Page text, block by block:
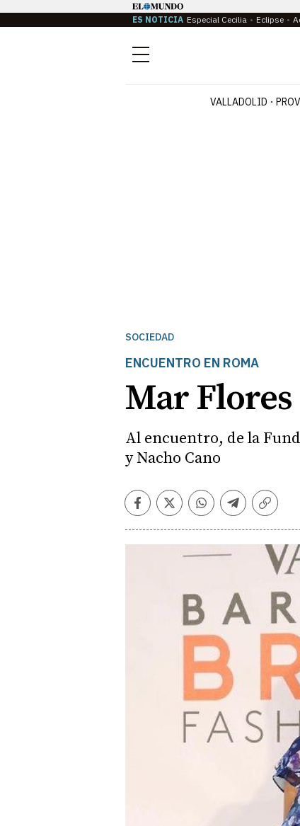
ES NOTICIA Especial Cecilia Eclipse
Menú
VALLADOLID
SOCIEDAD
ENCUENTRO EN ROMA
Mar Flores
Al encuentro, de la
y Nacho Cano
Facebook
TwitterWhatsapp
Telegram
Copiar